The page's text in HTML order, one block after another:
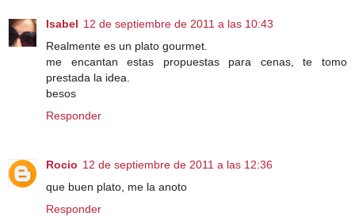
Isabel 12 de septiembre de 2011 a las 10:43
Realmente es un plato gourmet.
me encantan estas propuestas para cenas, te tomo
prestada la idea.
besos
Responder
Rocio 12 de septiembre de 2011 a las 12:36
que buen plato, me la anoto
Responder